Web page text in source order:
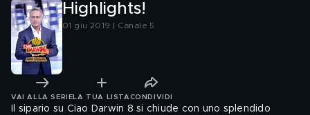
Highlights!
01 giu 2019 | Canale 5
VAI ALLA SERIE LA TUA LISTA CONDIVIDI
Il sipario su Ciao Darwin 8 si chiude con uno splendido